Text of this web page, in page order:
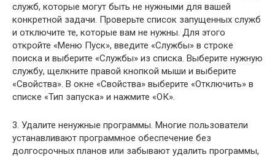
служб, которые могут быть не нужными для вашей
конкретной задачи. Проверьте список запущенных служб
и отключите те, которые вам не нужны. Для этого
откройте «Меню Пуск», введите «Службы» в строке
поиска и выберите «Службы» из списка. Выберите нужную
службу, щелкните правой кнопкой мыши и выберите
«Свойства». В окне «Свойства» выберите «Отключить» в
списке «Тип запуска» и нажмите «ОК».
3. Удалите ненужные программы. Многие пользователи
устанавливают программное обеспечение без
долгосрочных планов или забывают удалить программы,